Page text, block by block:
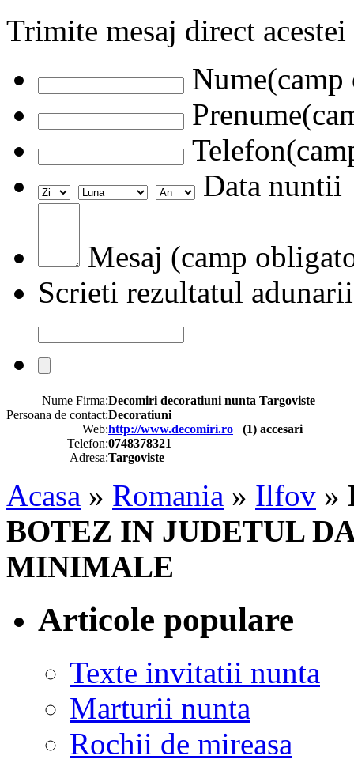
Trimite mesaj direct
Data nuntii
Mesaj (camp
Scrieti rezultatul adunarii
Nume Firma:Decomiri decoratiuni nunta Targoviste
Persoana de contact:Decoratiuni
Web:http://www.decomiri.ro (1) accesari
Telefon:0748378321
Adresa:Targoviste
Acasa » Romania » Ilfov »
BOTEZ IN JUDETUL
MINIMALE
Articole populare
Texte invitatii nunta
Marturii nunta
Rochii de mireasa